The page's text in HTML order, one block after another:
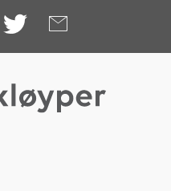
Facebook
Twitter